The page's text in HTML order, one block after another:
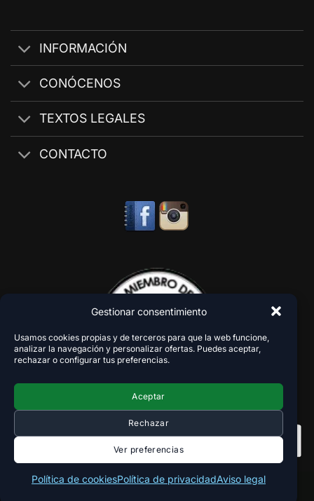
Gestionar consentimiento
Usamos cookies propias y de terceros para que la web funcione,
analizar la navegación y personalizar ofertas. Puedes aceptar,
rechazar o configurar tus preferencias.
Aceptar
Rechazar
Ver preferencias
Política de cookiesPolítica de privacidadAviso legal
INFORMACIÓN
CONÓCENOS
TEXTOS LEGALES
CONTACTO
Copyright 2018-2026 - VaperZone ®